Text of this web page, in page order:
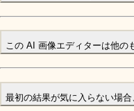
この AI 画像エディターは他の
最初の結果が気に入らない場